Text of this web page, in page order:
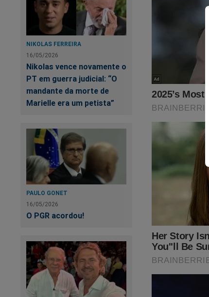
NIKOLAS FERREIRA
16/05/2026
Nikolas vence novamente o
PT em guerra judicial: “O
mandante da morte de
Marielle era um petista”
PAULO GONET
16/05/2026
O PGR acordou!